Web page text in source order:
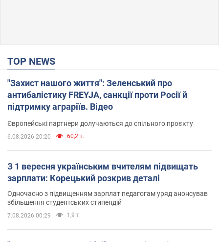
TOP NEWS
"Захист нашого життя": Зеленський про
антибалістику FREYJA, санкції проти Росії й
підтримку аграріїв. Відео
Європейські партнери долучаються до спільного проєкту
6.08.2026 20:20 60,2 т.
З 1 вересня українським вчителям підвищать
зарплати: Корецький розкрив деталі
Одночасно з підвищенням зарплат педагогам уряд анонсував
збільшення студентських стипендій
7.08.2026 00:29 1,9 т.